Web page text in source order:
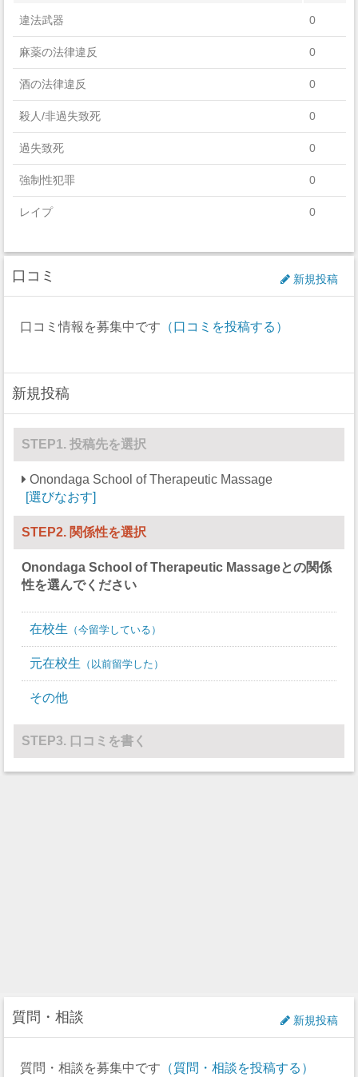
違法武器 0
麻薬の法律違反 0
酒の法律違反 0
殺人/非過失致死 0
過失致死 0
強制性犯罪 0
レイプ 0
非強制性犯罪 0
強盗 0
加重暴行
放火
口コミ 新規投稿
口コミ情報を募集中です （口コミを投稿する）
新規投稿
STEP1. 投稿先を選択
Onondaga School of Therapeutic Massage
選びなおす
STEP2. 関係性を選択
Onondaga School of Therapeutic Massageとの関係
性を選んでください
在校生 今留学している
元在校生 以前留学した
その他
STEP3. 口コミを書く
質問・相談 新規投稿
質問・相談を募集中です （質問・相談を投稿する）